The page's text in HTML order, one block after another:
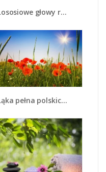
Łososiowe głowy róż - K116
Łąka pełna polskich maków - K169